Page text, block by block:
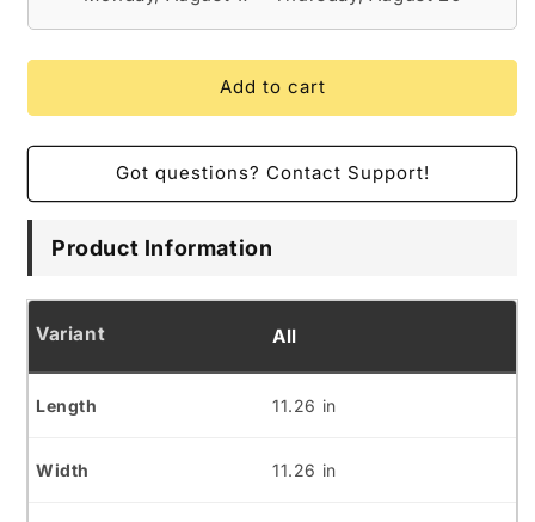
Add to cart
Got questions? Contact Support!
Product Information
All
11.26 in
11.26 in